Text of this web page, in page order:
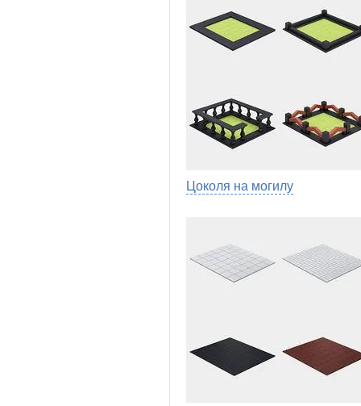
Цоколя на могилу